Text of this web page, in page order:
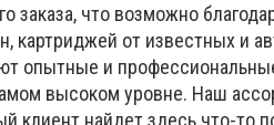
заказа, что возможно
картриджей от известных и
опытные и
высоком уровне. Наш
клиент найдет здесь что-то